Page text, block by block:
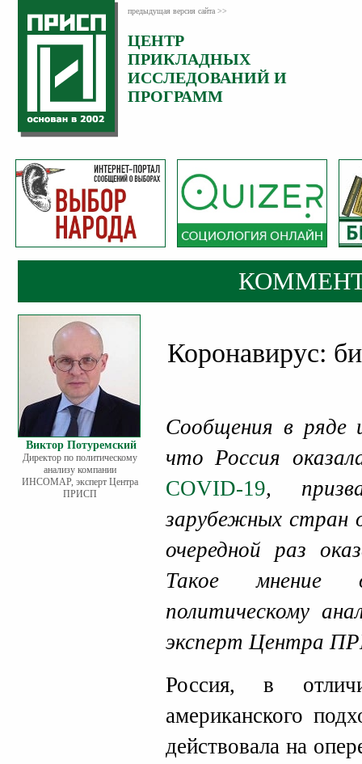
предыдущая версия сайта >>
ЦЕНТР
ПРИКЛАДНЫХ
ИССЛЕДОВАНИЙ И
ПРОГРАММ
Виктор Потуремский
Директор по политическому
анализу компании
ИНСОМАР, эксперт Центра
ПРИСП
Коронавирус:
Сообщения в
что Россия
COVID-19,
зарубежных стран
очередной раз
Такое мнение
политическому
эксперт Центра
Россия, в
американского
действовала на
Категория:
Комментарии